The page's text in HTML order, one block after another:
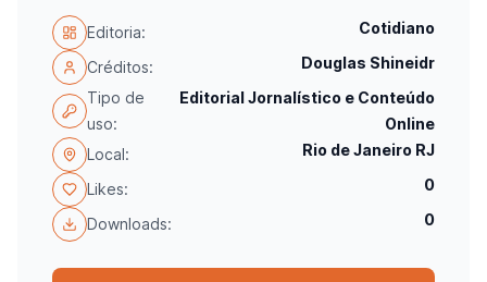
Editoria: Cotidiano
Créditos:
Douglas Shineidr
Tipo de
uso:
Editorial Jornalístico e Conteúdo
Online
Local:
Rio de Janeiro RJ
Likes: 0
Downloads: 0